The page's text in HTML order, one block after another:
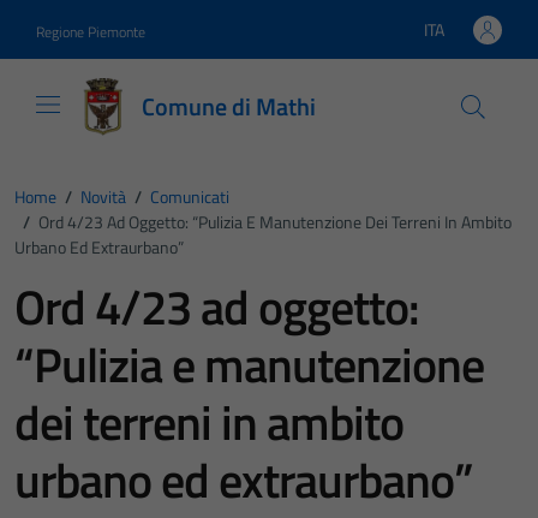
Regione Piemonte Lingua attiva:
ITA
Comune di Mathi
Home / Novità / Comunicati
/ Ord 4/23 Ad Oggetto: “Pulizia E Manutenzione Dei Terreni In Ambito
Urbano Ed Extraurbano”
Ord 4/23 ad oggetto:
“Pulizia e manutenzione
dei terreni in ambito
urbano ed extraurbano”